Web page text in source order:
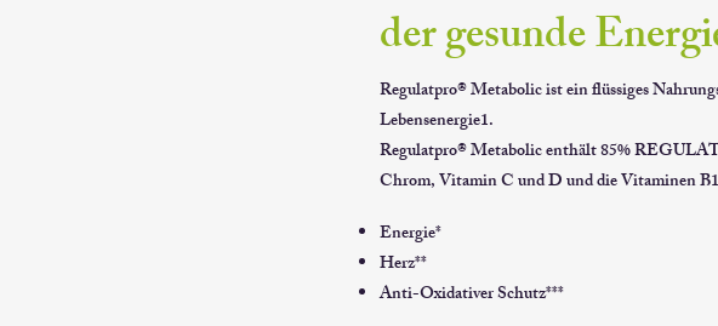
der gesunde
Regulatpro® Metabolic ist ein flüssiges
Lebensenergie1.
Regulatpro® Metabolic enthält 85%
Chrom, Vitamin C und D und die Vitaminen
Energie*
Herz**
Anti-Oxidativer Schutz***